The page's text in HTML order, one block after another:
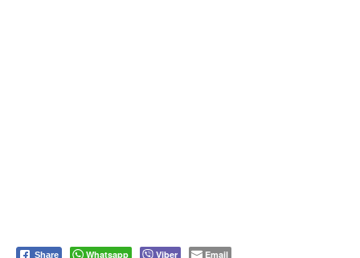
Share Whatsapp Viber Email